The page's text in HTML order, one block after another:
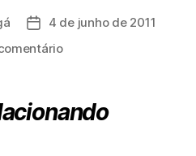
Data
de
4 de junho de 2011
em
da